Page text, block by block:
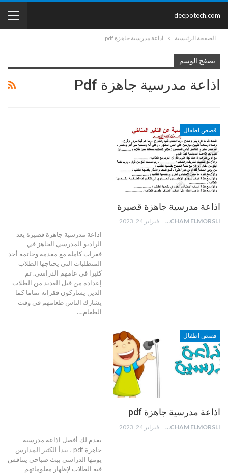
deepotech.com
الصفحة الرئيسية اذاعة مدرسية جاهزة pdf
تصفح الوسم
اذاعة مدرسية جاهزة Pdf
قصص اطفال
اذاعة مدرسية جاهزة قصيرة
HICHAM ELMORSLI فبراير 24, 2023
اذاعة مدرسية جاهزة قصيرة يعد
الراديو المدرسي الجاهز في
فقرات كاملة مع مقدمة وخاتمة أحد
المتطلبات التي يحتاجها الطلاب
كثيرا في عامهم الدراسي. تم
إعداده من قبل العديد من الطلاب
الذين يشاركون فقراته تماما كما
يشارك الناس طعامهم في وقت
الطعام.…
قصص اطفال
اذاعة مدرسية جاهزة pdf
HICHAM ELMORSLI فبراير 24, 2023
يقدم لك أفضل اذاعة مدرسية
جاهزة pdf ، يبدأ الكثير المدارس
يومها الدراسي ببث صباحي يتنافس
فيه الطلاب لإظهار معلوماتهم